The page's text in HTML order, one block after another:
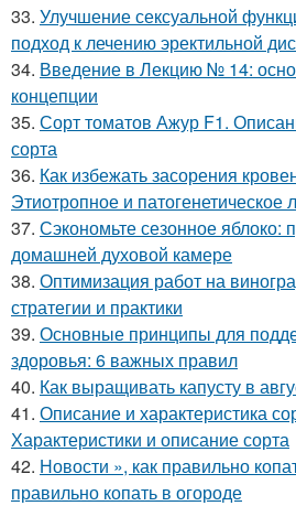
33. Улучшение сексуальной
подход к лечению эректильной
34. Введение в Лекцию № 14:
концепции
35. Сорт томатов Ажур F1.
сорта
36. Как избежать засорения
Этиотропное и патогенетическое
37. Сэкономьте сезонное яблоко:
домашней духовой камере
38. Оптимизация работ на
стратегии и практики
39. Основные принципы для
здоровья: 6 важных правил
40. Как выращивать капусту в
41. Описание и характеристика
Характеристики и описание сорта
42. Новости », как правильно
правильно копать в огороде